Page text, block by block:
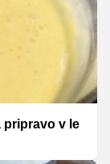
pripravo v le